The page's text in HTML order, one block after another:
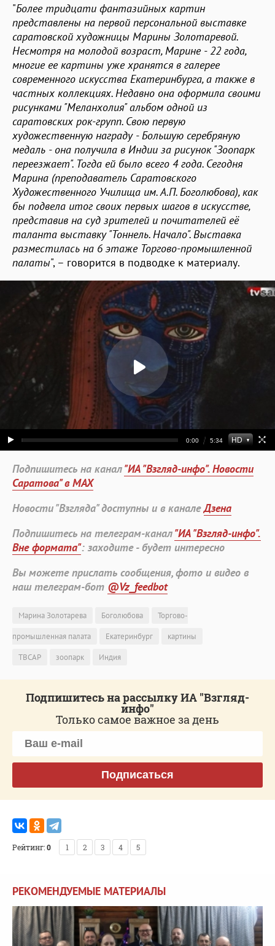
"Более тридцати фантазийных картин
представлены на первой персональной выставке
саратовской художницы Марины Золотаревой.
Несмотря на молодой возраст, Марине - 22 года,
многие ее картины уже хранятся в галерее
современного искусства Екатеринбурга, а также в
частных коллекциях. Недавно она оформила своими
рисунками "Меланхолия" альбом одной из
саратовских рок-групп. Свою первую
художественную награду - Большую серебряную
медаль - она получила в Индии за рисунок "Зоопарк
переезжает". Тогда ей было всего 4 года. Сегодня
Марина (преподаватель Саратовского
Художественного Училища им. А.П. Боголюбова), как
бы подвела итог своих первых шагов в искусстве,
представив на суд зрителей и почитателей её
таланта выставку "Тоннель. Начало". Выставка
разместилась на 6 этаже Торгово-промышленной
палаты", – говорится в подводке к материалу.
Подпишитесь на канал"ИА "Взгляд-инфо". Новости
Саратова" в MAX
Новости "Взгляда" доступны и в каналеДзена
Подпишитесь на телеграм-канал"ИА "Взгляд-инфо".
Вне формата": заходите - будет интересно
Вы можете прислать сообщения, фото и видео в
наш телеграм-бот @Vz_feedbot
Марина Золотарева Боголюбова
Торгово-
промышленная палата
Екатеринбург
картины
ТВСАР
зоопарк Индия
Подпишитесь на рассылку ИА "Взгляд-
инфо"
Только самое важное за день
Подписаться
Рейтинг:0 1 2 3 4 5
РЕКОМЕНДУЕМЫЕ МАТЕРИАЛЫ